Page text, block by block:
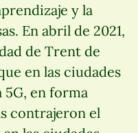
y la
En abril de 2021,
de Trent de
en las ciudades
5G, en forma
contrajeron el